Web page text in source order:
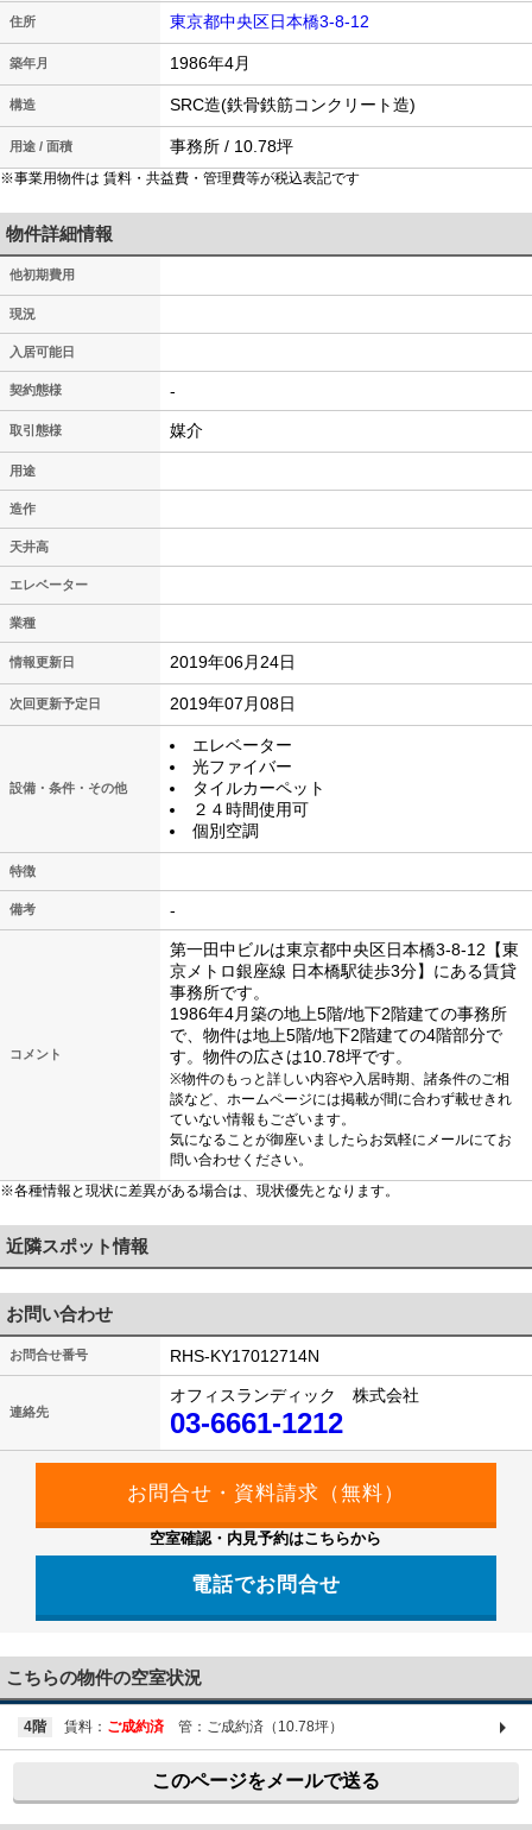
住所 東京都中央区日本橋3-8-12
築年月 1986年4月
構造 SRC造(鉄骨鉄筋コンクリート造)
用途 / 面積 事務所 / 10.78坪
※事業用物件は 賃料・共益費・管理費等が税込表記です
物件詳細情報
他初期費用
現況
入居可能日
契約態様 -
取引態様 媒介
用途
造作
天井高
エレベーター
業種
情報更新日 2019年06月24日
次回更新予定日 2019年07月08日
設備・条件・その他
エレベーター
光ファイバー
タイルカーペット
２４時間使用可
個別空調
特徴
備考 -
コメント
第一田中ビルは東京都中央区日本橋3-8-12【東
京メトロ銀座線 日本橋駅徒歩3分】にある賃貸
事務所です。
1986年4月築の地上5階/地下2階建ての事務所
で、物件は地上5階/地下2階建ての4階部分で
す。物件の広さは10.78坪です。
※物件のもっと詳しい内容や入居時期、諸条件のご相
談など、ホームページには掲載が間に合わず載せきれ
ていない情報もございます。
気になることが御座いましたらお気軽にメールにてお
問い合わせください。
※各種情報と現状に差異がある場合は、現状優先となります。
近隣スポット情報
お問い合わせ
お問合せ番号 RHS-KY17012714N
連絡先
オフィスランディック 株式会社
03-6661-1212
空室確認・内見予約はこちらから
電話でお問合せ
こちらの物件の空室状況
4階 賃料： ご成約済 管：ご成約済（10.78坪）
このページをメールで送る